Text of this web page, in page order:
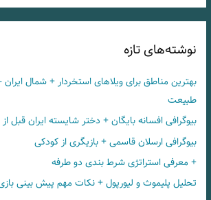
نوشته‌های تازه
بهترین مناطق برای ویلاهای استخردار + شمال
طبیعت
بیوگرافی افسانه بایگان + دختر شایسته ایران قبل از
بیوگرافی ارسلان قاسمی + بازیگری از کودکی
+ معرفی استراتژی شرط بندی دو طرفه
تحلیل پلیموث و لیورپول + نکات مهم پیش بینی